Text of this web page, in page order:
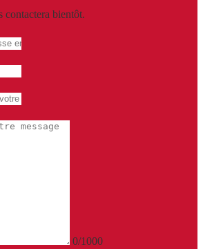
contactera bientôt.
0/1000